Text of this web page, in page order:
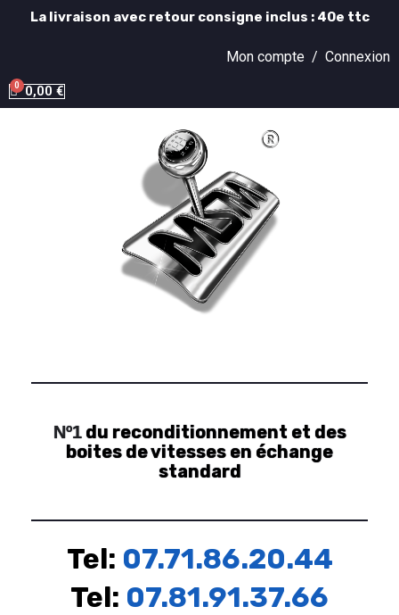
La livraison avec retour consigne inclus : 40e ttc
Mon compte / Connexion
0,00 €
Nº1du reconditionnement et des
boites de vitesses en échange
standard
Tel: 07.71.86.20.44
Tel: 07.81.91.37.66